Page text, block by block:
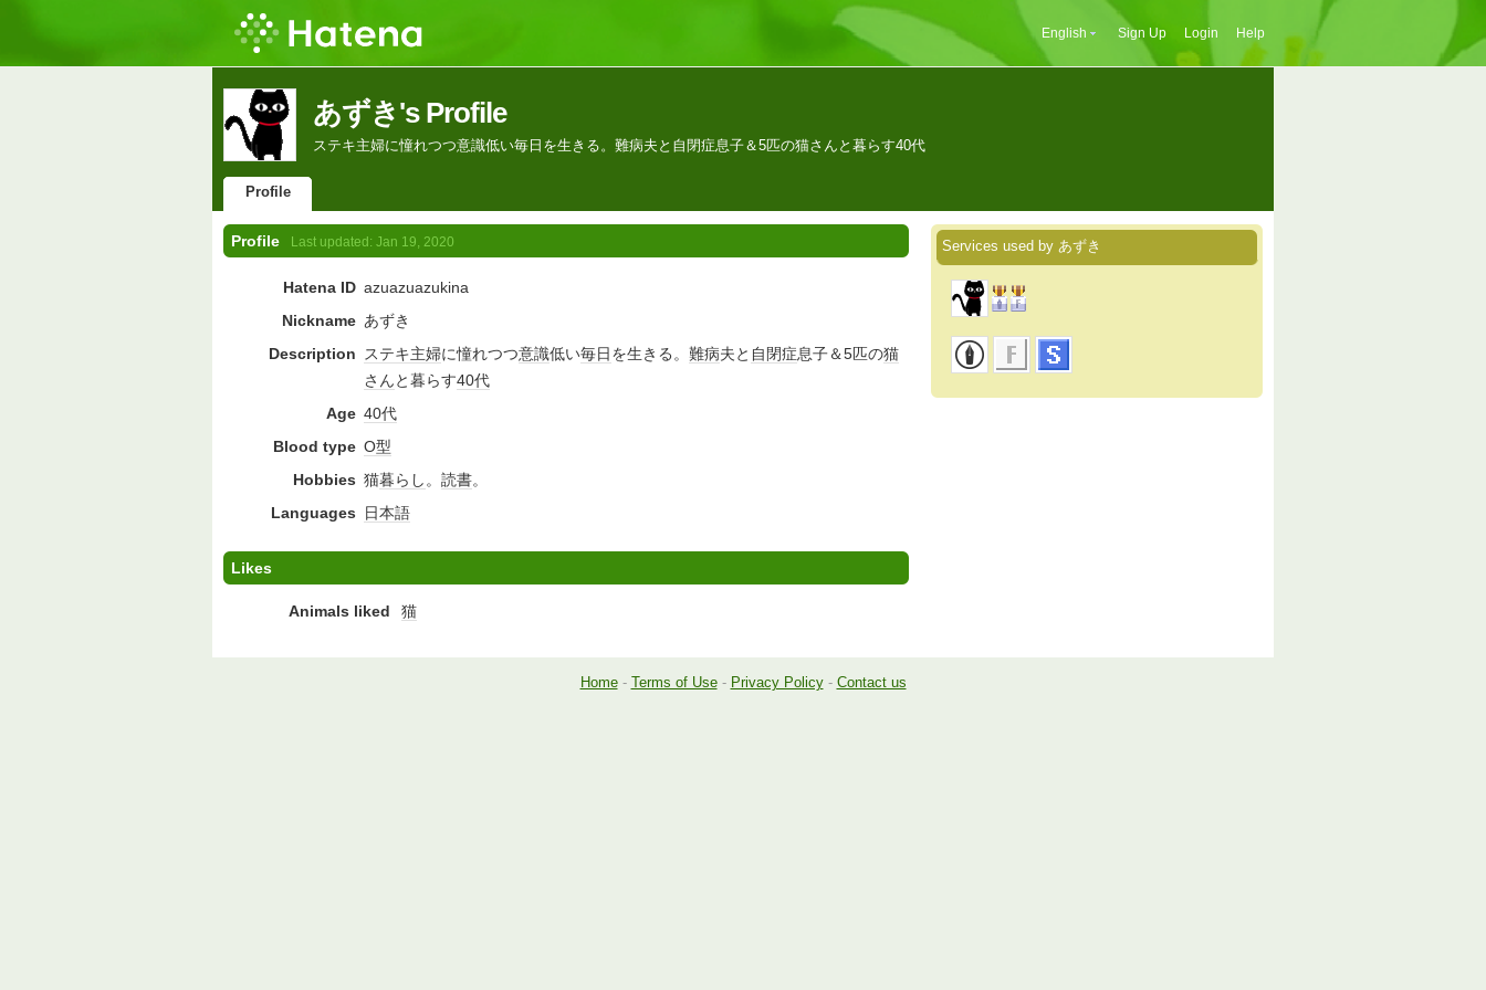
English Sign Up Login Help
あずき's Profile
ステキ主婦に憧れつつ意識低い毎日を生きる。難病夫と自閉症息子＆5匹の猫さんと暮らす40代
Profile
Profile Last updated: Jan 19, 2020
Hatena ID azuazuazukina
Nickname あずき
Description ステキ主婦に憧れつつ意識低い毎日を生きる。 難病夫と 自閉症息子＆5匹の猫
さんと暮らす40代
Age 40代
Blood type O型
Hobbies 猫暮らし。 読書。
Languages
日本語
Likes
Animals liked 猫
Services used by あずき
Home- Terms of Use- Privacy Policy- Contact us